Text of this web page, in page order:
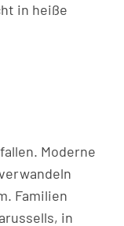
in heiße
Moderne
Familien
in